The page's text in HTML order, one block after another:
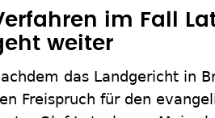
im Fall
weiter
das Landgericht in
Freispruch für den